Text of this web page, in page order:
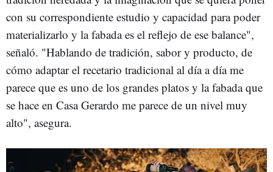
con su correspondiente estudio y capacidad para poder
materializarlo y la fabada es el reflejo de ese balance",
señaló. "Hablando de tradición, sabor y producto, de
cómo adaptar el recetario tradicional al día a día me
parece que es uno de los grandes platos y la fabada que
se hace en Casa Gerardo me parece de un nivel muy
alto", asegura.